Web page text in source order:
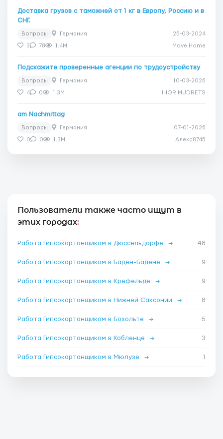
Доставка грузов с таможней от 1 кг в Европу, Россию и в
СНГ.
Вопросы Германия 25-03-2024
3 78 1.4M Move Home
Подскажите проверенные агенции по трудоустройству
Вопросы Германия 10-03-2026
4 0 1.3M IHOR MUDRETS
am Nachmittag
Вопросы Германия 07-01-2026
0 0 1.3M Алекс8745
Пользователи также часто ищут в
этих городах:
Работа Гипсокартонщиком в Дюссельдорфе → 48
Работа Гипсокартонщиком в Баден-Бадене → 9
Работа Гипсокартонщиком в Крефельде → 9
Работа Гипсокартонщиком в Нижней Саксонии → 8
Работа Гипсокартонщиком в Бохольте → 5
Работа Гипсокартонщиком в Кобленце → 3
Работа Гипсокартонщиком в Мюлузе → 1